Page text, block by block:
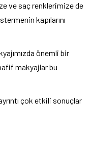
ve saç renklerimize de
kapılarını
önemli bir
makyajlar bu
çok etkili sonuçlar